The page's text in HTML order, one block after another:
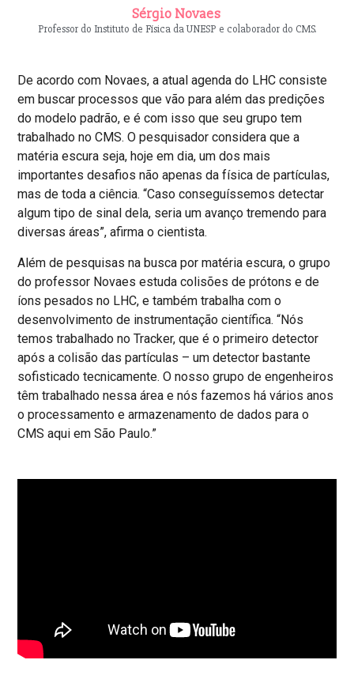
Sérgio Novaes
Professor do Instituto de Física da UNESP e colaborador do CMS.
De acordo com Novaes, a atual agenda do LHC consiste
em buscar processos que vão para além das predições
do modelo padrão, e é com isso que seu grupo tem
trabalhado no CMS. O pesquisador considera que a
matéria escura seja, hoje em dia, um dos mais
importantes desafios não apenas da física de partículas,
mas de toda a ciência. “Caso conseguíssemos detectar
algum tipo de sinal dela, seria um avanço tremendo para
diversas áreas”, afirma o cientista.
Além de pesquisas na busca por matéria escura, o grupo
do professor Novaes estuda colisões de prótons e de
íons pesados no LHC, e também trabalha com o
desenvolvimento de instrumentação científica. “Nós
temos trabalhado no Tracker, que é o primeiro detector
após a colisão das partículas – um detector bastante
sofisticado tecnicamente. O nosso grupo de engenheiros
têm trabalhado nessa área e nós fazemos há vários anos
o processamento e armazenamento de dados para o
CMS aqui em São Paulo.”